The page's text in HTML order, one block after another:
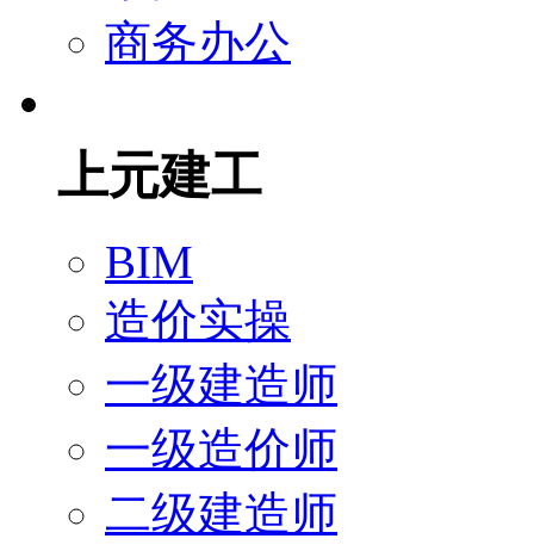
商务办公
上元建工
BIM
造价实操
一级建造师
一级造价师
二级建造师